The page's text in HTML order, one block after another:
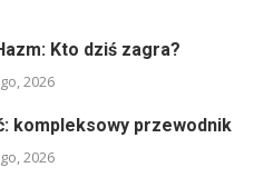
Kto dziś zagra?
2026
kompleksowy przewodnik
2026